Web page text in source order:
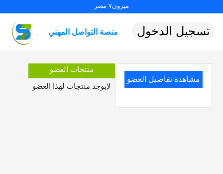
ميزون٧ مصر
منصة التواصل المهني تسجيل الدخول
مشاهدة تفاصيل العضو
منتجات العضو
لايوجد منتجات لهذا العضو